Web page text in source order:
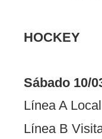
HOCKEY
Sábado 10/
Línea A
Línea B